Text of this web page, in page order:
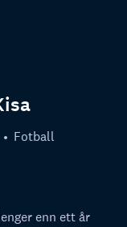
Fotball
enn ett år